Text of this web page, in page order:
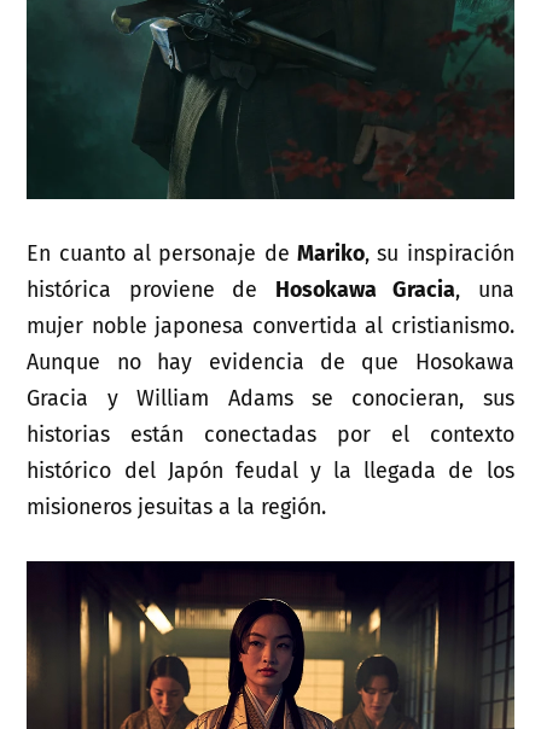
En cuanto al personaje de Mariko, su inspiración
histórica proviene de Hosokawa Gracia, una
mujer noble japonesa convertida al cristianismo.
Aunque no hay evidencia de que Hosokawa
Gracia y William Adams se conocieran, sus
historias están conectadas por el contexto
histórico del Japón feudal y la llegada de los
misioneros jesuitas a la región.